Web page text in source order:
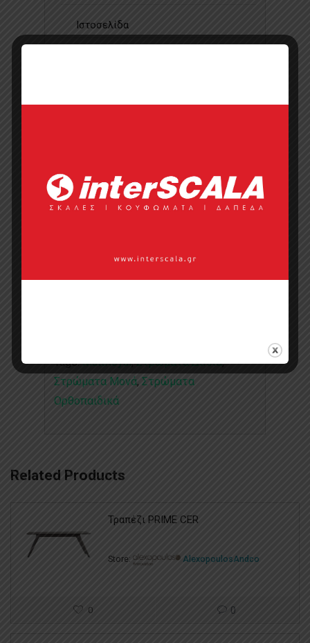
Ιστοσελίδα
Σημεία πώλησης
Tags:MattRoyal,Στρώματα Διπλά,
Στρώματα Μονά, Στρώματα
Ορθοπαιδικά
Related Products
Τραπέζι PRIME CER
Store: AlexopoulosAndco
0 0